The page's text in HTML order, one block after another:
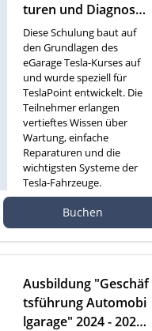
turen und Diagnose
an Tesla-Fahrzeugen
(D)
Diese Schulung baut auf
den Grundlagen des
eGarage Tesla-Kurses auf
und wurde speziell für
TeslaPoint entwickelt. Die
Teilnehmer erlangen
vertieftes Wissen über
Wartung, einfache
Reparaturen und die
wichtigsten Systeme der
Tesla-Fahrzeuge.
atte 1D, 6260 Reiden
Buchen
Ausbildung "Geschäf
tsführung Automobi
lgarage" 2024 - 2026